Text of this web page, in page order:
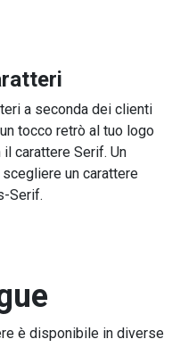
a seconda dei clienti
tocco retrò al tuo logo
carattere Serif. Un
un carattere
Serif.
è disponibile in diverse